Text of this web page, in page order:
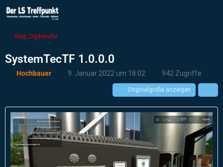
Map_Ogdenville
SystemTecTF 1.0.0.0
Hochbauer 9. Januar 2022 um 18:02 942 Zugriffe
Originalgröße anzeigen